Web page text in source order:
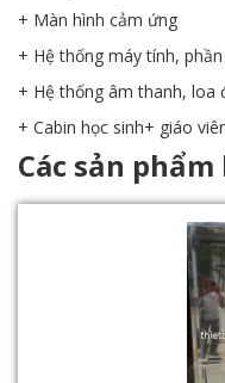
+ Màn hình cảm ứng
+ Hệ thống máy tính,
+ Hệ thống âm thanh, loa
+ Cabin học sinh+ giáo
Các sản phẩm